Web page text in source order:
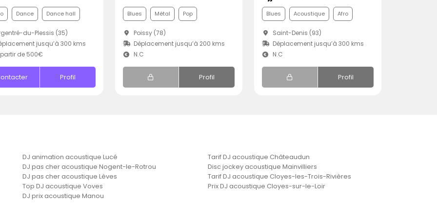
Dance Dance hall
du-Plessis (35)
jusqu’à 300 kms
partir de 500€
Profil
Blues Métal Pop
Poissy (78)
Déplacement jusqu’à 200 kms
N.C
Profil
Blues Acoustique Afro
Saint-Denis (93)
Déplacement jusqu’à 300 kms
N.C
Profil
DJ animation acoustique Lucé
Tarif DJ acoustique Châteaudun
DJ pas cher acoustique Nogent-le-Rotrou
Disc jockey acoustique Mainvilliers
DJ pas cher acoustique Lèves
Tarif DJ acoustique Cloyes-les-Trois-Rivières
Top DJ acoustique Voves
Prix DJ acoustique Cloyes-sur-le-Loir
DJ prix acoustique Manou